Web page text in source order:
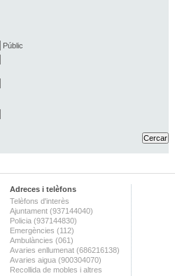
Públic
Adreces i telèfons
Telèfons d'interès
Ajuntament (937144040)
Policia (937144830)
Emergències (112)
Ambulàncies (061)
Avaries enllumenat (686216138)
Avaries aigua (900304070)
Recollida de mobles i altres